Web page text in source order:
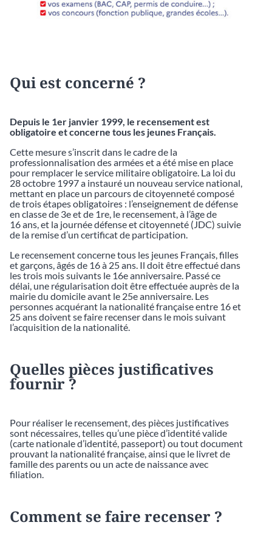
Qui est concerné ?
Depuis le 1er janvier 1999, le recensement est
obligatoire et concerne tous les jeunes Français.
Cette mesure s’inscrit dans le cadre de la
professionnalisation des armées et a été mise en place
pour remplacer le service militaire obligatoire. La loi du
28 octobre 1997 a instauré un nouveau service national,
mettant en place un parcours de citoyenneté composé
de trois étapes obligatoires : l’enseignement de défense
en classe de 3e et de 1re, le recensement, à l’âge de
16 ans, et la journée défense et citoyenneté (JDC) suivie
de la remise d’un certificat de participation.
Le recensement concerne tous les jeunes Français, filles
et garçons, âgés de 16 à 25 ans. Il doit être effectué dans
les trois mois suivants le 16e anniversaire. Passé ce
délai, une régularisation doit être effectuée auprès de la
mairie du domicile avant le 25e anniversaire. Les
personnes acquérant la nationalité française entre 16 et
25 ans doivent se faire recenser dans le mois suivant
l’acquisition de la nationalité.
Quelles pièces justificatives
fournir ?
Pour réaliser le recensement, des pièces justificatives
sont nécessaires, telles qu’une pièce d’identité valide
(carte nationale d’identité, passeport) ou tout document
prouvant la nationalité française, ainsi que le livret de
famille des parents ou un acte de naissance avec
filiation.
Comment se faire recenser ?